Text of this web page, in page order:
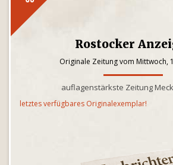
Rostocker
Originale Zeitung vom Mittwoch,
auflagenstärkste Zeitung
letztes verfügbares Originalexemplar!